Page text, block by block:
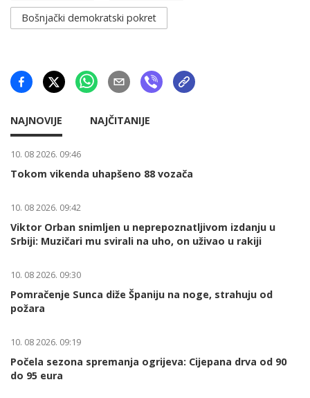
Bošnjački demokratski pokret
NAJNOVIJE NAJČITANIJE
10. 08 2026. 09:46
Tokom vikenda uhapšeno 88 vozača
10. 08 2026. 09:42
Viktor Orban snimljen u neprepoznatljivom izdanju u
Srbiji: Muzičari mu svirali na uho, on uživao u rakiji
10. 08 2026. 09:30
Pomračenje Sunca diže Španiju na noge, strahuju od
požara
10. 08 2026. 09:19
Počela sezona spremanja ogrijeva: Cijepana drva od 90
do 95 eura